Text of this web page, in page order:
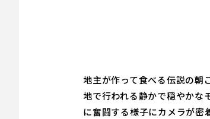
地主が作って食べる伝説の朝
地で行われる静かで穏やか
に奮闘する様子にカメラが密